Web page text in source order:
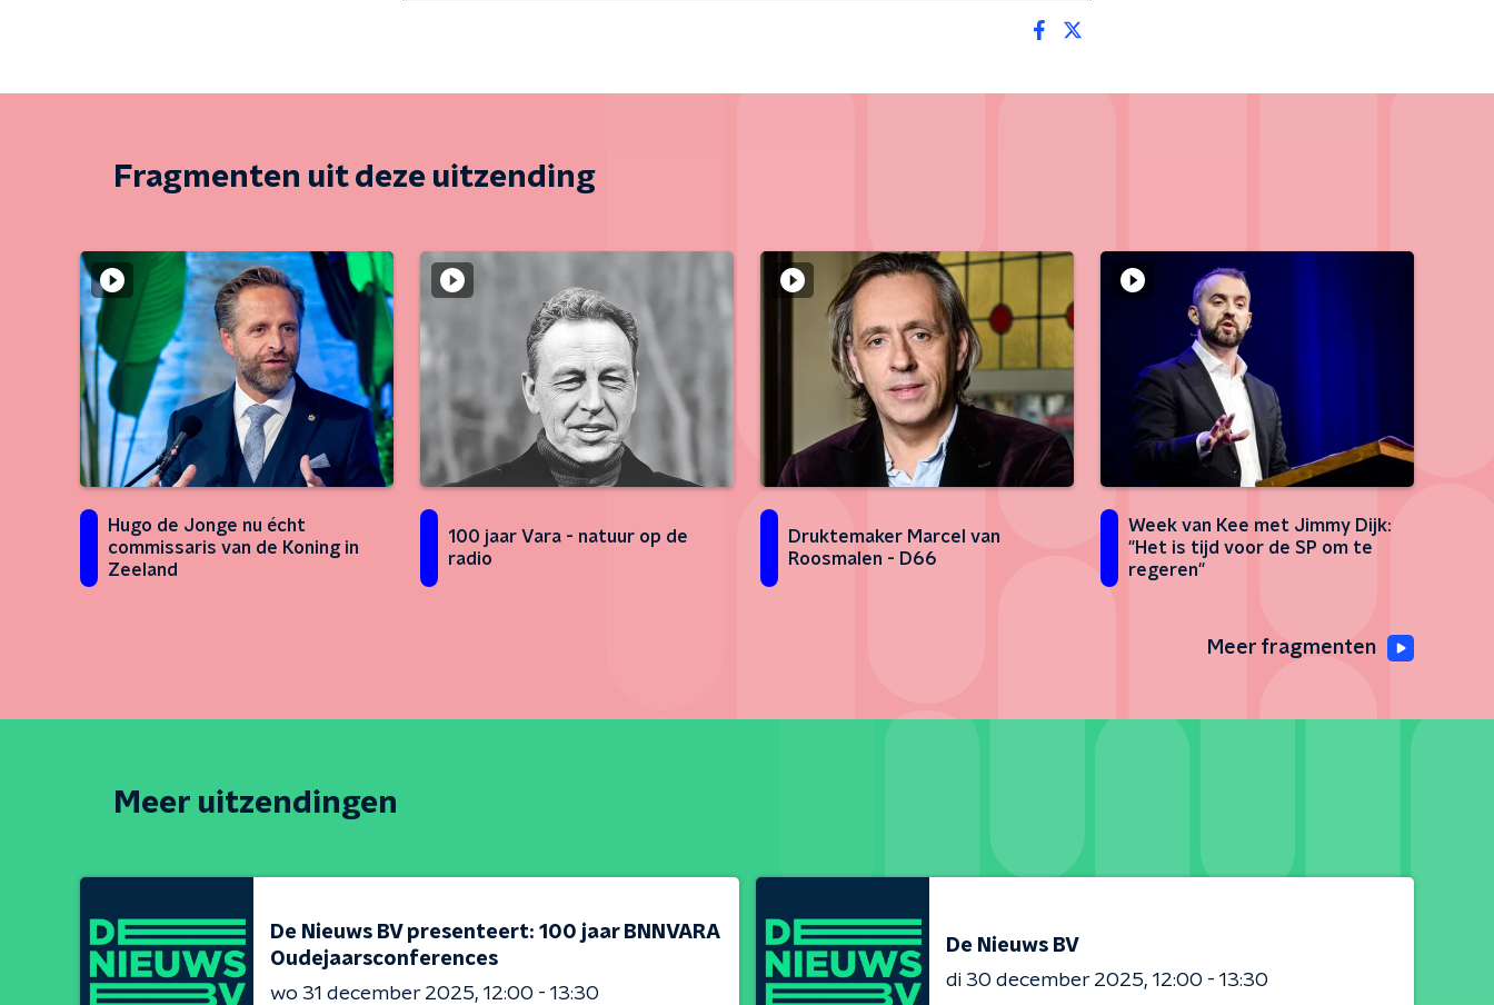
Fragmenten uit deze uitzending
Hugo de Jonge nu écht
commissaris van de Koning in
Zeeland
100 jaar Vara - natuur op de
radio
Druktemaker Marcel van
Roosmalen - D66
Week van Kee met Jimmy Dijk:
"Het is tijd voor de SP om te
regeren"
Meer fragmenten
Meer uitzendingen
De Nieuws BV presenteert: 100 jaar BNNVARA
Oudejaarsconferences
wo 31 december 2025 12:00 - 13:30
De Nieuws BV
di 30 december 2025 12:00 - 13:30